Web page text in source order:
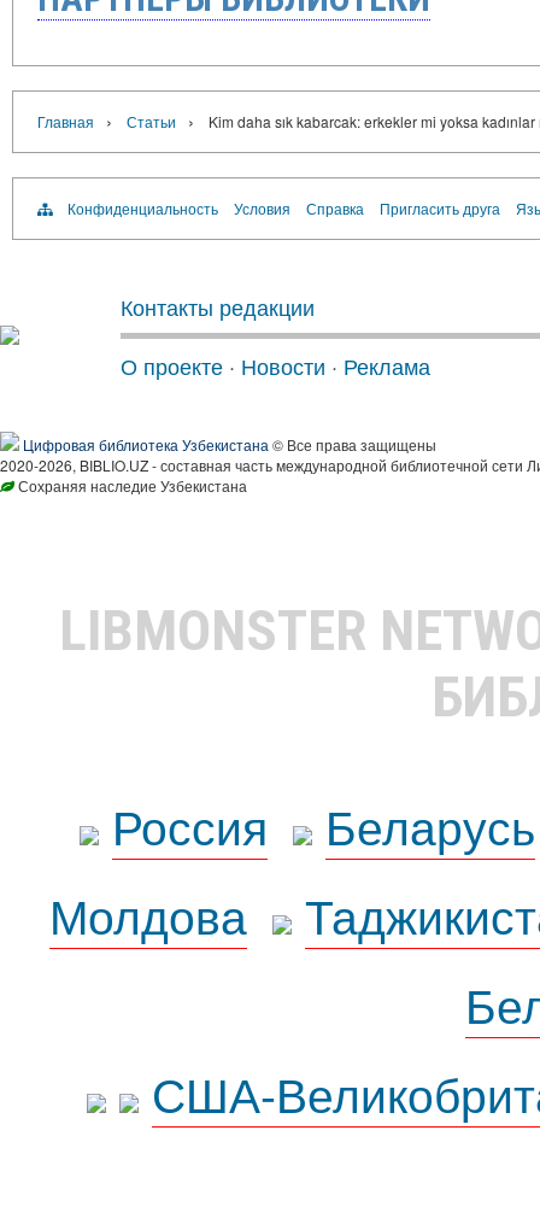
Главная › Статьи › Kim daha sık kabarcak: erkekler mi yoksa kadınlar
Конфиденциальность Условия Справка Пригласить друга
Контакты редакции
О проекте · Новости · Реклама
Цифровая библиотека Узбекистана © Все права защищены
2020-2026, BIBLIO.UZ - составная часть международной библиотечной сети
Сохраняя наследие Узбекистана
LIBMONSTER
Россия
Беларусь
Молдова
США-